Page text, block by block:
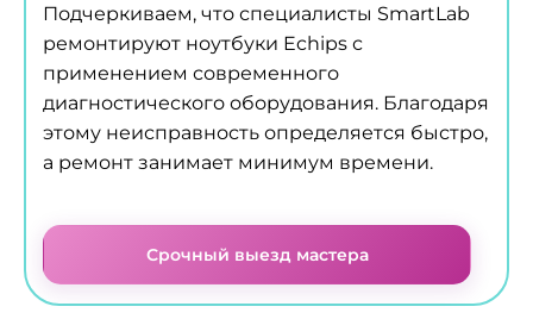
Подчеркиваем, что специалисты SmartLab
ремонтируют ноутбуки Echips с
применением современного
диагностического оборудования. Благодаря
этому неисправность определяется быстро,
а ремонт занимает минимум времени.
Срочный выезд мастера